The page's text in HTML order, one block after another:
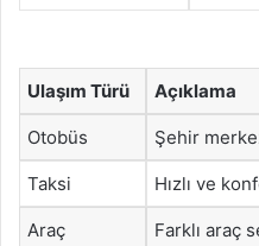
Ulaşım Türü Açıklama
Otobüs Şehir
Taksi Hızlı ve
Araç
Farklı araç